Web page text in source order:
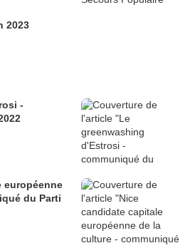
2023
-
européenne
du Parti